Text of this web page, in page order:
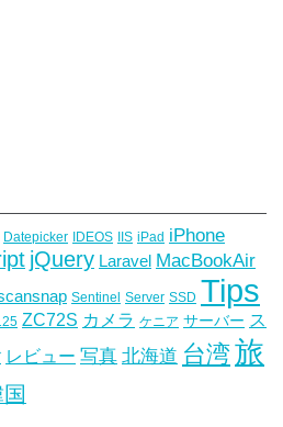
Datepicker IDEOS IIS iPad iPhone
jQuery Laravel MacBookAir
Sentinel Server SSD Tips
ZC72S カメラ ケニア サーバー ス
レビュー 写真 北海道 台湾旅